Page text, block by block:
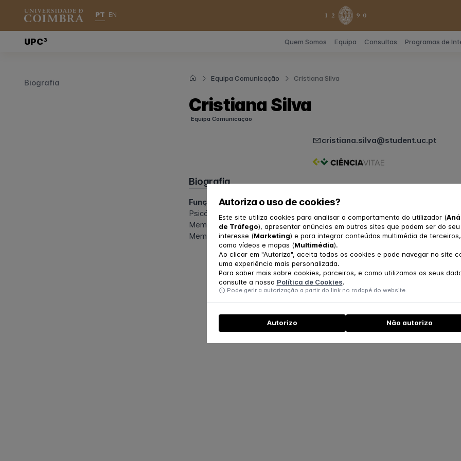
Autoriza o uso de cookies?
Este site utiliza cookies para analisar o comportamento do utilizador (
de Tráfego), apresentar anúncios em outros sites que podem ser do seu
interesse (Marketing) e para integrar conteúdos multimédia de terceiros,
como vídeos e mapas (Multimédia).
Ao clicar em "Autorizo", aceita todos os cookies e pode navegar no site
uma experiência mais personalizada.
Para saber mais sobre cookies, parceiros, e como utilizamos os seus
consulte a nossa Política de Cookies.
Pode gerir a autorização a partir do link no rodapé do website.
Autorizo Não autorizo
PT EN
UPC³ Quem Somos Equipa Consultas Programas de
Biografia Equipa Comunicação Cristiana Silva
Cristiana Silva
Equipa Comunicação
cristiana.silva@student.uc.pt
Biografia
Funções na UpC3
Psicóloga Clínica Júnior
Membro da Equipa de Comunicação
Membro da Equipa de Acolhimento ao Utente